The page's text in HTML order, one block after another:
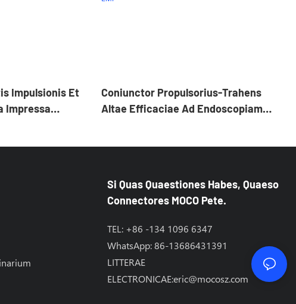
Impulsionis Et
Impressa
Coniunctor Propulsorius-Trahens
Altae Efficaciae Ad Endoscopiam
Si Quas Quaestiones Habes, Quaeso
Connectores MOCO Pete.
TEL: +86 -134 1096 6347
WhatsApp: 86-13686431391
LITTERAE
ELECTRONICAE:eric@mocosz.com